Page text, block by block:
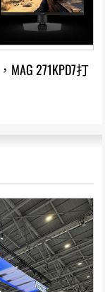
271KPD7打